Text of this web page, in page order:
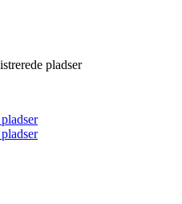
pladser
pladser
pladser